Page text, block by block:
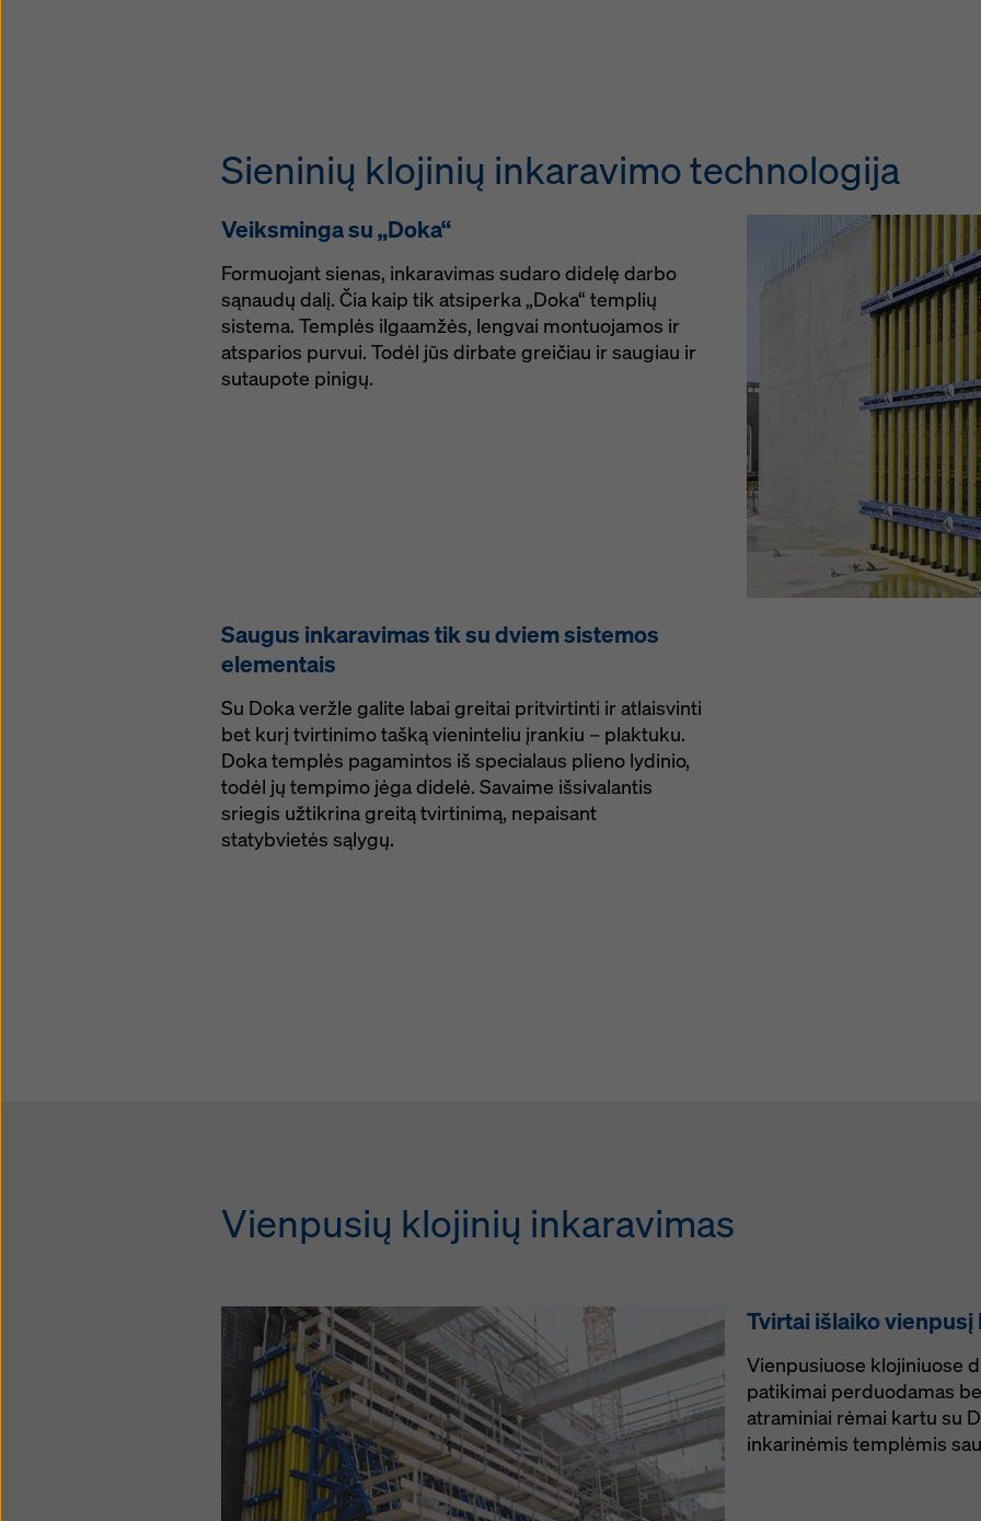
Sieninių klojinių inkaravimo technologija
Veiksminga su „Doka“
Formuojant sienas, inkaravimas sudaro didelę darbo
sąnaudų dalį. Čia kaip tik atsiperka „Doka“ templių
sistema. Templės ilgaamžės, lengvai montuojamos ir
atsparios purvui. Todėl jūs dirbate greičiau ir saugiau ir
sutaupote pinigų.
Saugus inkaravimas tik su dviem sistemos
elementais
Su Doka veržle galite labai greitai pritvirtinti ir atlaisvinti
bet kurį tvirtinimo tašką vieninteliu įrankiu – plaktuku.
Doka templės pagamintos iš specialaus plieno lydinio,
todėl jų tempimo jėga didelė. Savaime išsivalantis
sriegis užtikrina greitą tvirtinimą, nepaisant
statybvietės sąlygų.
Vienpusių klojinių inkaravimas
Tvirtai išlaiko
Vienpusiuose klojiniuose
patikimai perduodamas
atraminiai rėmai kartu su
inkarinėmis templėmis